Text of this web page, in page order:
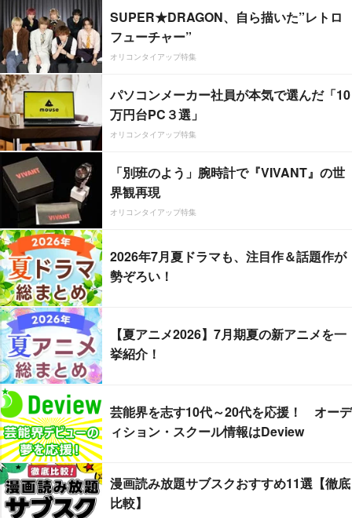
SUPER★DRAGON、自ら描いた”レトロ
フューチャー”
オリコンタイアップ特集
パソコンメーカー社員が本気で選んだ「10
万円台PC３選」
オリコンタイアップ特集
「別班のよう」腕時計で『VIVANT』の世
界観再現
オリコンタイアップ特集
2026年7月夏ドラマも、注目作＆話題作が
勢ぞろい！
【夏アニメ2026】7月期夏の新アニメを一
挙紹介！
芸能界を志す10代～20代を応援！ オーデ
ィション・スクール情報はDeview
漫画読み放題サブスクおすすめ11選【徹底
比較】